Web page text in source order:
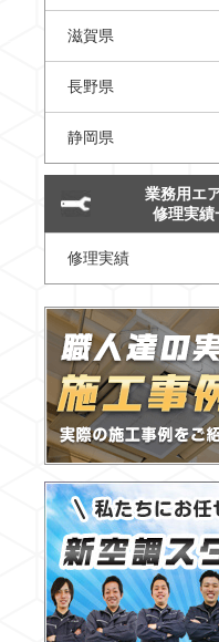
滋賀県
長野県
静岡県
業務用エ
修理実績
修理実績